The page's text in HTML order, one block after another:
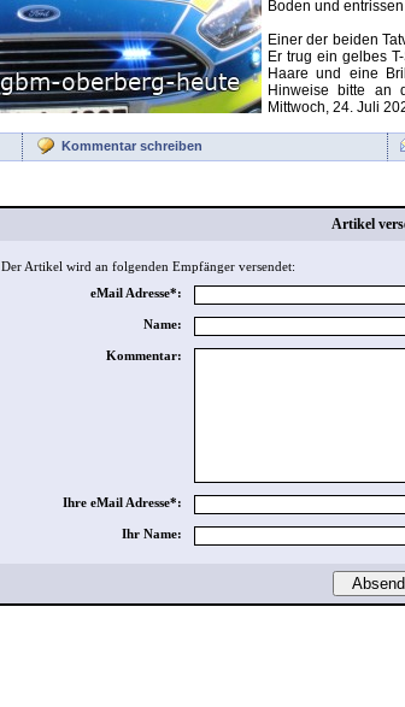
Boden und
Einer der beiden
Er trug ein gelbes
Haare und eine
Hinweise bitte an
Mittwoch, 24. Juli
Kommentar schreiben
Artikel
Der Artikel wird an folgenden Empfänger versendet:
eMail Adresse*:
Name:
Kommentar:
Ihre eMail Adresse*:
Ihr Name: